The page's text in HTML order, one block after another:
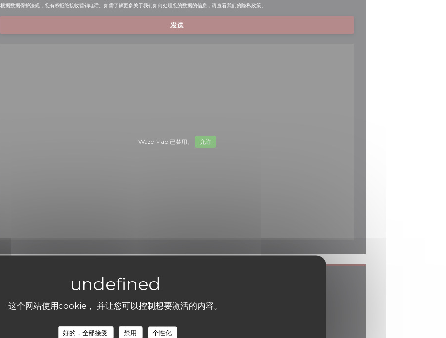
这个网站使用cookie， 并让您可以控制想要激活的内容。
好的，全部接受 禁用
个性化
根据数据保护法规，您有权拒绝接收营销电话。如需了解更多关于我们如何处理您的数据的信息，请查看我们的隐私政策。
Waze Map 已禁用。 允许
一般信息
菜肴
经营类型